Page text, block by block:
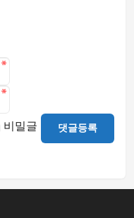
비밀글 댓글등록